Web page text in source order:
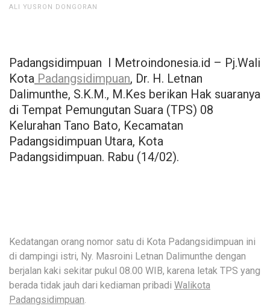
ALI YUSRON DONGORAN
Padangsidimpuan I Metroindonesia.id – Pj.Wali
Kota Padangsidimpuan, Dr. H. Letnan
Dalimunthe, S.K.M., M.Kes berikan Hak suaranya
di Tempat Pemungutan Suara (TPS) 08
Kelurahan Tano Bato, Kecamatan
Padangsidimpuan Utara, Kota
Padangsidimpuan. Rabu (14/02).
Kedatangan orang nomor satu di Kota Padangsidimpuan ini
di dampingi istri, Ny. Masroini Letnan Dalimunthe dengan
berjalan kaki sekitar pukul 08.00 WIB, karena letak TPS yang
berada tidak jauh dari kediaman pribadi Walikota
Padangsidimpuan